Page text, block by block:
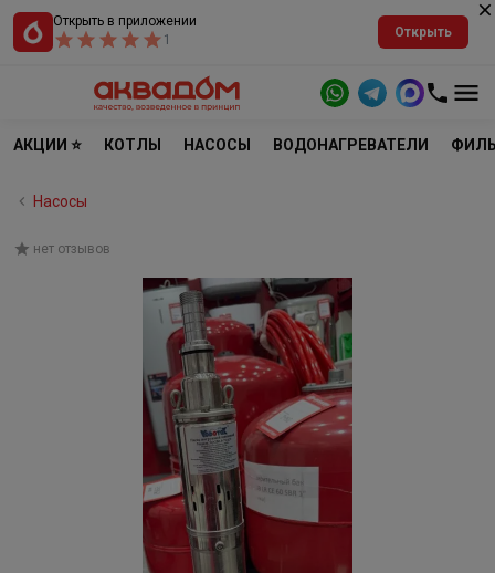
Открыть в приложении
1
Открыть
АКЦИИ ⭐ КОТЛЫ НАСОСЫ ВОДОНАГРЕВАТЕЛИ
Насосы
нет отзывов